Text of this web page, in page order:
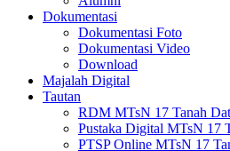
Dokumentasi
Dokumentasi Foto
Dokumentasi Video
Download
Majalah Digital
Tautan
RDM MTsN 17 Tanah
Pustaka Digital MTsN 17
PTSP Online MTsN 17